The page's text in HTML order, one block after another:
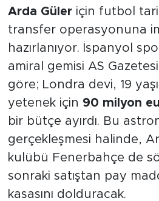
Arda Güleriçin futbol
transfer operasyonuna
hazırlanıyor. İspanyol
amiral gemisi AS
göre; Londra devi, 19
yetenek için 90 milyon
bir bütçe ayırdı. Bu
gerçekleşmesi halinde,
kulübü Fenerbahçe de
sonraki satıştan pay
kasasını dolduracak.